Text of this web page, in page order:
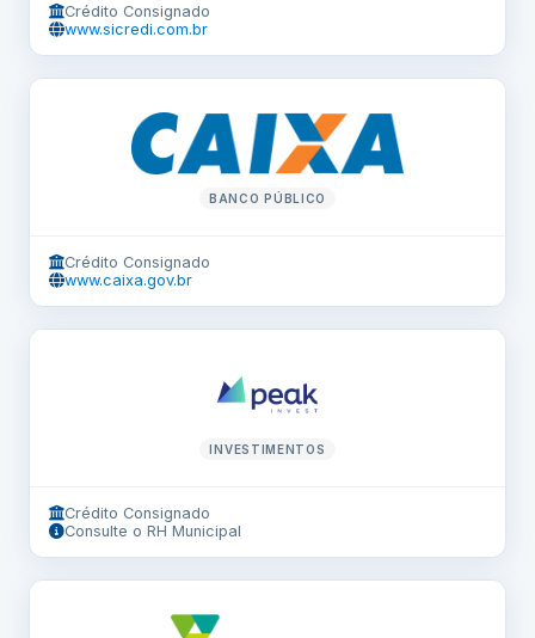
Crédito Consignado
www.sicredi.com.br
BANCO PÚBLICO
Crédito Consignado
www.caixa.gov.br
INVESTIMENTOS
Crédito Consignado
Consulte o RH Municipal